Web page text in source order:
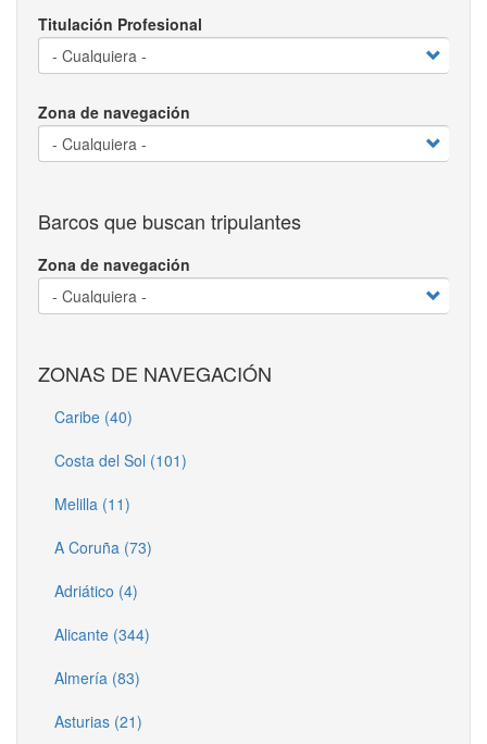
Titulación Profesional
Zona de navegación
Barcos que buscan tripulantes
Zona de navegación
ZONAS DE NAVEGACIÓN
Caribe (40)
Costa del Sol (101)
Melilla (11)
A Coruña (73)
Adriático (4)
Alicante (344)
Almería (83)
Asturias (21)